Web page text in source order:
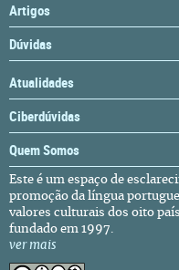
Artigos
Dúvidas
Atualidades
Ciberdúvidas
Quem Somos
Este é um espaço de
promoção da língua
valores culturais dos oito
fundado em 1997.
ver mais